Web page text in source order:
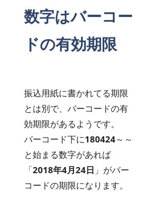
数字はバーコー
ドの有効期限
振込用紙に書かれてる期限
とは別で、 バーコードの有
効期限があるようです。
バーコード下に180424～～
と始まる数字があれば
「2018年4月24日 」がバー
コードの期限になります。